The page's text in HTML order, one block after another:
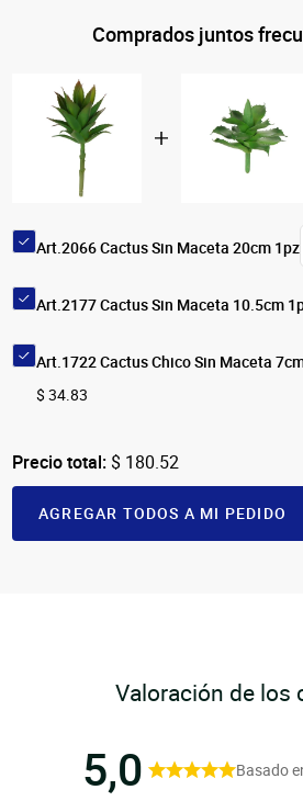
Comprados juntos
Art.2066 Cactus Sin Maceta 20cm 1pz
Art.2177 Cactus Sin Maceta 10.5cm
Art.1722 Cactus Chico Sin Maceta
$ 34.83
Precio total: $ 180.52
AGREGAR TODOS A MI PEDIDO
Valoración de los
5,0 Basado